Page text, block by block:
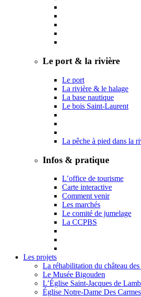
Le port & la rivière
Le port
La rivière & le halage
La base nautique
Le bois Saint-Laurent
La pêche à pied dans la
Infos & pratique
L’office de tourisme
Carte interactive
Comment venir
Les marchés
Le comité de jumelage
La CCPBS
Les projets
La réhabilitation du château
Le Musée Bigouden
L’Église Saint-Jacques de
Église Notre-Dame Des Carmes